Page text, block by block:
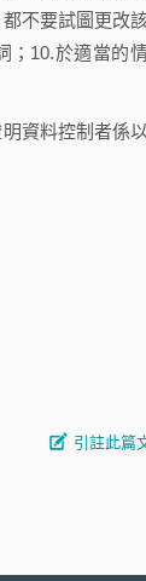
不要試圖更改
；10.於適當的
資料控制者係
引註此篇